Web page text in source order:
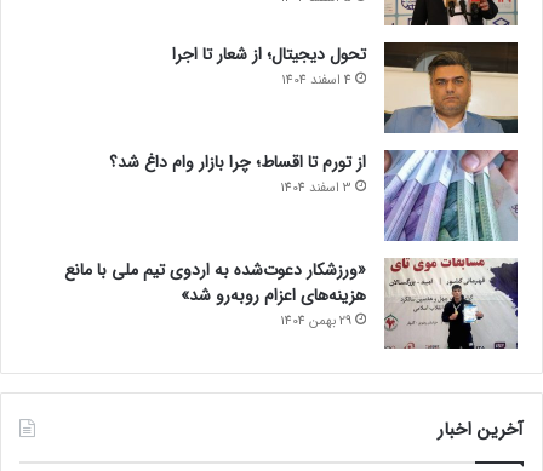
تحول دیجیتال؛ از شعار تا اجرا
4 اسفند 1404
از تورم تا اقساط؛ چرا بازار وام داغ شد؟
3 اسفند 1404
«ورزشکار دعوت‌شده به اردوی تیم ملی با مانع
هزینه‌های اعزام روبه‌رو شد»
29 بهمن 1404
آخرین اخبار